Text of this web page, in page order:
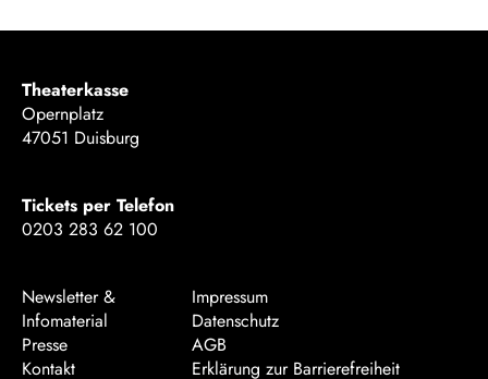
Theaterkasse
Opernplatz
47051 Duisburg
Tickets per Telefon
0203 283 62 100
Newsletter &
Infomaterial
Presse
Kontakt
Impressum
Datenschutz
AGB
Erklärung zur Barrierefreiheit